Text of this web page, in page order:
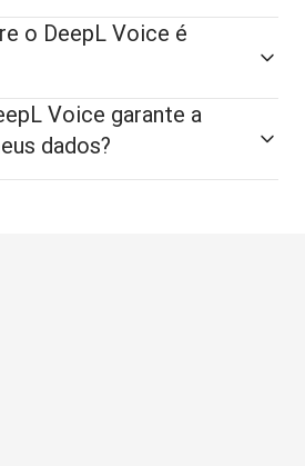
o DeepL Voice é
Voice garante a
dados?